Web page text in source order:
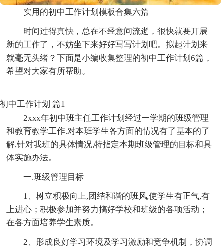
实用的初中工作计划模板合集六篇
时间过得真快，总在不经意间流逝，很快就要开展
新的工作了，不妨坐下来好好写写计划吧。拟起计划来
就毫无头绪？下面是小编收集整理的初中工作计划6篇，
希望对大家有所帮助。
初中工作计划 篇1
2xxx年初中班主任工作计划经过一学期的班级管理
和教育教学工作.对本班学生各方面的情况有了基本的了
解,针对我班的具体情况,特指定本期班级管理的目标和具
体实施办法。
一.班级管理目标
1、树立积极向上,团结和谐的班风,使学生有正气,有
上进心；积极参加并努力搞好学校和班级的各项活动；
在各方面培养学生素质。
2、形成良好学习环境及学习激励和竞争机制，协调